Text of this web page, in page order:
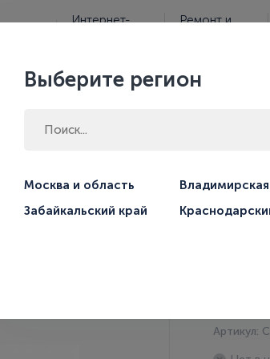
Услуги
Интернет-
Ремонт и
БЦПЭ 1,6-
Артикул:
Выберите регион
Москва и область
Забайкальский край